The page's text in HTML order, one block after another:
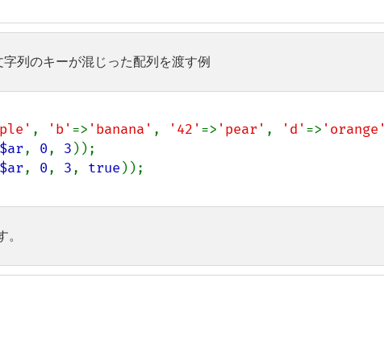
字列のキーが混じった配列を渡す例
, 'b' => 'banana' , '42' => 'pear' , 'd' => 'orange'
$ar, 0, 3
$ar, 0, 3, true